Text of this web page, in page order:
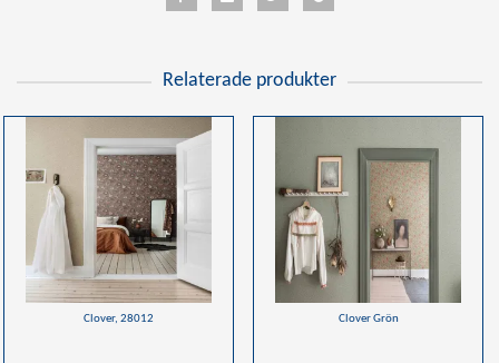
Relaterade produkter
Clover, 28012 Clover Grön